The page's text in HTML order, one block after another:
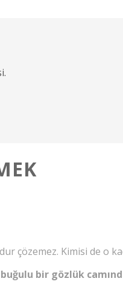
çözemez. Kimisi de o
bir gözlük